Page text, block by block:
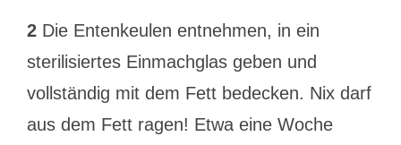
2Die Entenkeulen entnehmen, in ein
sterilisiertes Einmachglas geben und
vollständig mit dem Fett bedecken. Nix darf
aus dem Fett ragen! Etwa eine Woche